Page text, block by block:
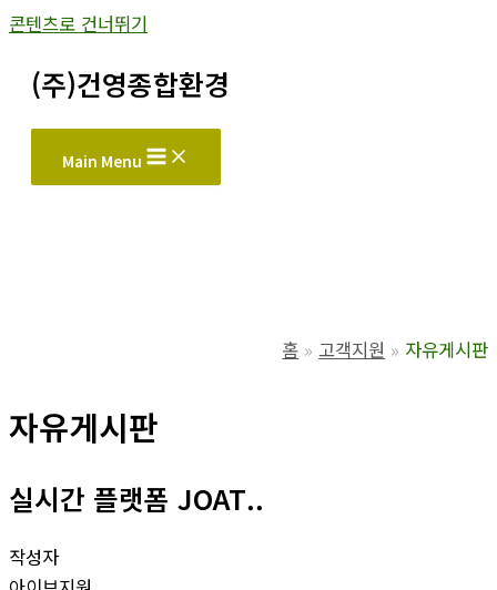
콘텐츠로 건너뛰기
(주)건영종합환경
Main Menu
홈 고객지원 자유게시판
자유게시판
실시간 플랫폼 JOAT..
작성자